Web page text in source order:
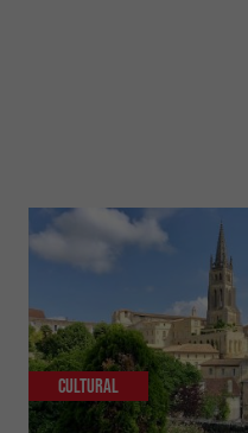
Cultural